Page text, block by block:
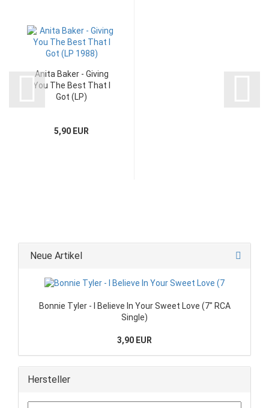
Anita Baker - Giving
You The Best That I
Got (LP)
5,90 EUR
Neue Artikel
Bonnie Tyler - I Believe In Your Sweet Love (7" RCA
Single)
3,90 EUR
Hersteller